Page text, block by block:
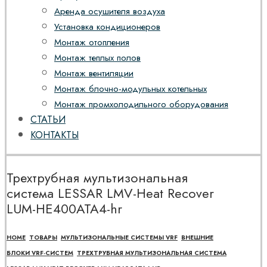
Аренда осушителя воздуха
Установка кондиционеров
Монтаж отопления
Монтаж теплых полов
Монтаж вентиляции
Монтаж блочно-модульных котельных
Монтаж промхолодильного оборудования
СТАТЬИ
КОНТАКТЫ
Трехтрубная мультизональная
система LESSAR LMV-Heat Recover
LUM-HE400ATA4-hr
HOME ТОВАРЫ МУЛЬТИЗОНАЛЬНЫЕ СИСТЕМЫ VRF ВНЕШНИЕ
БЛОКИ VRF-СИСТЕМ ТРЕХТРУБНАЯ МУЛЬТИЗОНАЛЬНАЯ СИСТЕМА